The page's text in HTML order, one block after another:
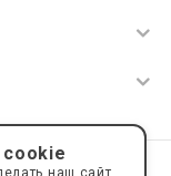
sale@a-ros.ru
наш сайт